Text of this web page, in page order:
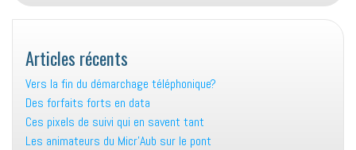
Articles récents
Vers la fin du démarchage téléphonique?
Des forfaits forts en data
Ces pixels de suivi qui en savent tant
Les animateurs du Micr’Aub sur le pont